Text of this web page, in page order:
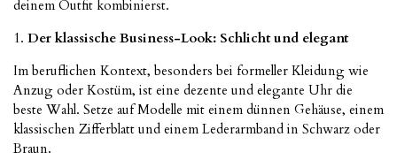
deinem Outfit kombinierst.
1. Der klassische Business-Look: Schlicht und elegant
Im beruflichen Kontext, besonders bei formeller Kleidung wie
Anzug oder Kostüm, ist eine dezente und elegante Uhr die
beste Wahl. Setze auf Modelle mit einem dünnen Gehäuse, einem
klassischen Zifferblatt und einem Lederarmband in Schwarz oder
Braun.